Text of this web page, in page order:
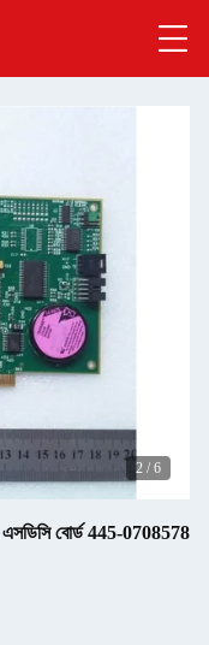
2 / 6
বোর্ড 445-0708578